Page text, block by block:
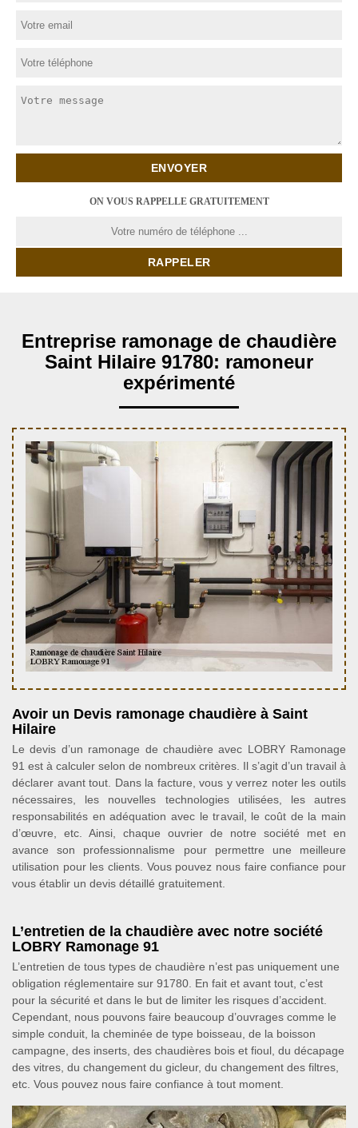
ON VOUS RAPPELLE GRATUITEMENT
Entreprise ramonage de chaudière
Saint Hilaire 91780: ramoneur
expérimenté
Avoir un Devis ramonage chaudière à Saint
Hilaire
Le devis d’un ramonage de chaudière avec LOBRY Ramonage
91 est à calculer selon de nombreux critères. Il s’agit d’un travail à
déclarer avant tout. Dans la facture, vous y verrez noter les outils
nécessaires, les nouvelles technologies utilisées, les autres
responsabilités en adéquation avec le travail, le coût de la main
d’œuvre, etc. Ainsi, chaque ouvrier de notre société met en
avance son professionnalisme pour permettre une meilleure
utilisation pour les clients. Vous pouvez nous faire confiance pour
vous établir un devis détaillé gratuitement.
L’entretien de la chaudière avec notre société
LOBRY Ramonage 91
L’entretien de tous types de chaudière n’est pas uniquement une
obligation réglementaire sur 91780. En fait et avant tout, c’est
pour la sécurité et dans le but de limiter les risques d’accident.
Cependant, nous pouvons faire beaucoup d’ouvrages comme le
simple conduit, la cheminée de type boisseau, de la boisson
campagne, des inserts, des chaudières bois et fioul, du décapage
des vitres, du changement du gicleur, du changement des filtres,
etc. Vous pouvez nous faire confiance à tout moment.